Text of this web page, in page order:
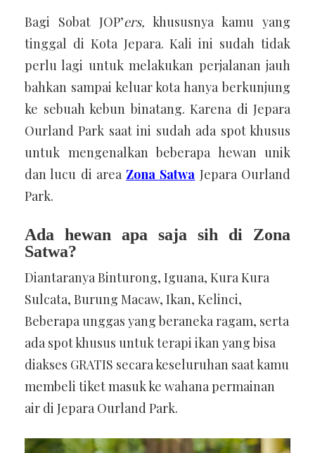
Bagi Sobat JOP’ers, khususnya kamu yang
tinggal di Kota Jepara. Kali ini sudah tidak
perlu lagi untuk melakukan perjalanan jauh
bahkan sampai keluar kota hanya berkunjung
ke sebuah kebun binatang. Karena di Jepara
Ourland Park saat ini sudah ada spot khusus
untuk mengenalkan beberapa hewan unik
dan lucu di area Zona Satwa Jepara Ourland
Park.
Ada hewan apa saja sih di Zona
Satwa?
Diantaranya Binturong, Iguana, Kura Kura
Sulcata, Burung Macaw, Ikan, Kelinci,
Beberapa unggas yang beraneka ragam, serta
ada spot khusus untuk terapi ikan yang bisa
diakses GRATIS secara keseluruhan saat kamu
membeli tiket masuk ke wahana permainan
air di Jepara Ourland Park.